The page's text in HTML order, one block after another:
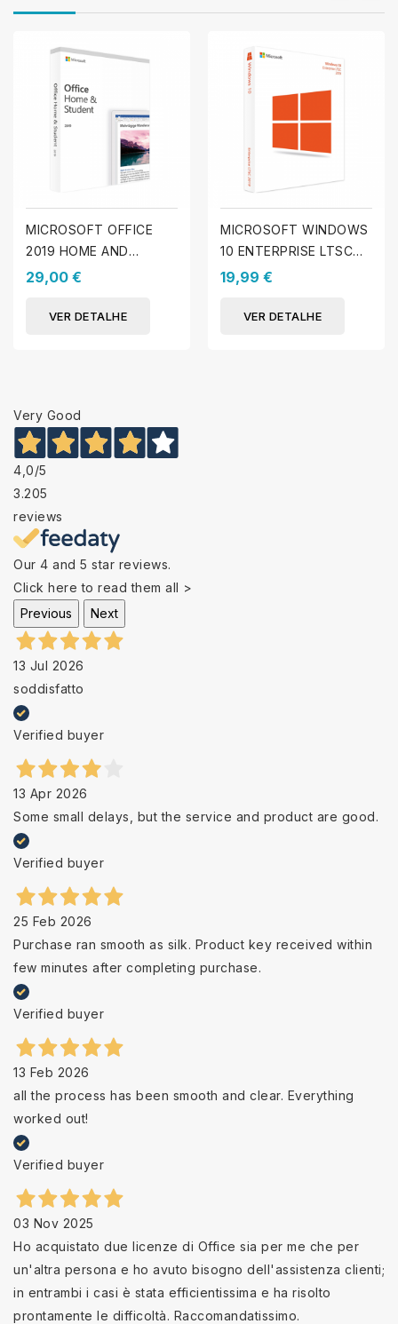
MICROSOFT OFFICE
2019 HOME AND
STUDENT (MAC)
29,00 €
VER DETALHE
MICROSOFT WINDOWS
10 ENTERPRISE LTSC
2019
19,99 €
VER DETALHE
Very Good
4,0/5
3.205
reviews
Our 4 and 5 star reviews.
Click here to read them all >
Previous
Next
13 Jul 2026
soddisfatto
Verified buyer
13 Apr 2026
Some small delays, but the service and product are good.
Verified buyer
25 Feb 2026
Purchase ran smooth as silk. Product key received within
few minutes after completing purchase.
Verified buyer
13 Feb 2026
all the process has been smooth and clear. Everything
worked out!
Verified buyer
03 Nov 2025
Ho acquistato due licenze di Office sia per me che per
un'altra persona e ho avuto bisogno dell'assistenza clienti;
in entrambi i casi è stata efficientissima e ha risolto
prontamente le difficoltà. Raccomandatissimo.